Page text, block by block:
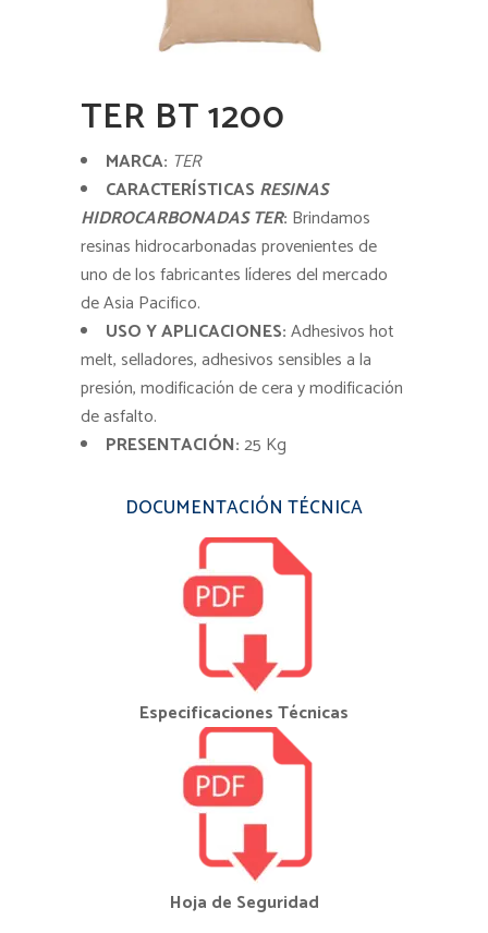
TER BT 1200
MARCA: TER
CARACTERÍSTICAS RESINAS
HIDROCARBONADAS TER: Brindamos
resinas hidrocarbonadas provenientes de
uno de los fabricantes líderes del mercado
de Asia Pacifico.
USO Y APLICACIONES:Adhesivos hot
melt, selladores, adhesivos sensibles a la
presión, modificación de cera y modificación
de asfalto.
PRESENTACIÓN:25 Kg
DOCUMENTACIÓN TÉCNICA
Especificaciones Técnicas
Hoja de Seguridad